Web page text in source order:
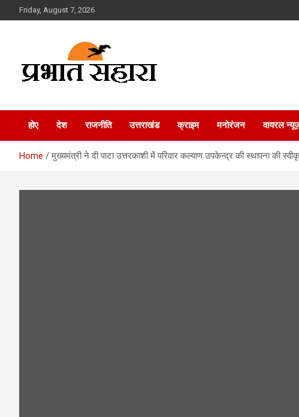
to
Friday, August 7, 2026
Prabhat Sahara
होए देश राजनीति उत्तराखंड क्राइम मनोरंजन वायरल
Home मुख्यमंत्री ने दी पाटा उत्तरकाशी में परिवार कल्याण उपकेन्द्र की स्थापना की